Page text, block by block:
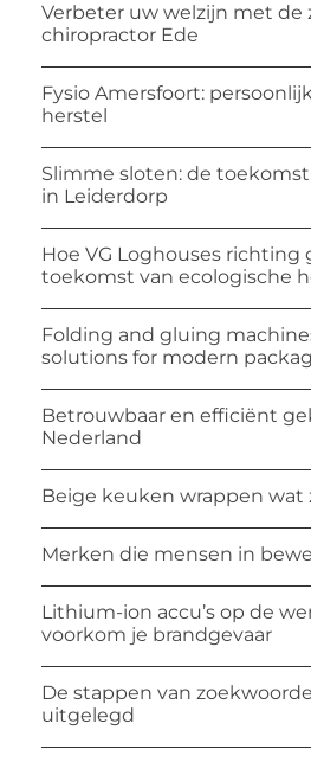
Verbeter uw welzijn met de
chiropractor Ede
Fysio Amersfoort:
herstel
Slimme sloten: de
in Leiderdorp
Hoe VG Loghouses richting
toekomst van ecologische
Folding and gluing
solutions for modern
Betrouwbaar en efficiënt
Nederland
Beige keuken wrappen wat
Merken die mensen in
Lithium-ion accu’s op de
voorkom je brandgevaar
De stappen van
uitgelegd